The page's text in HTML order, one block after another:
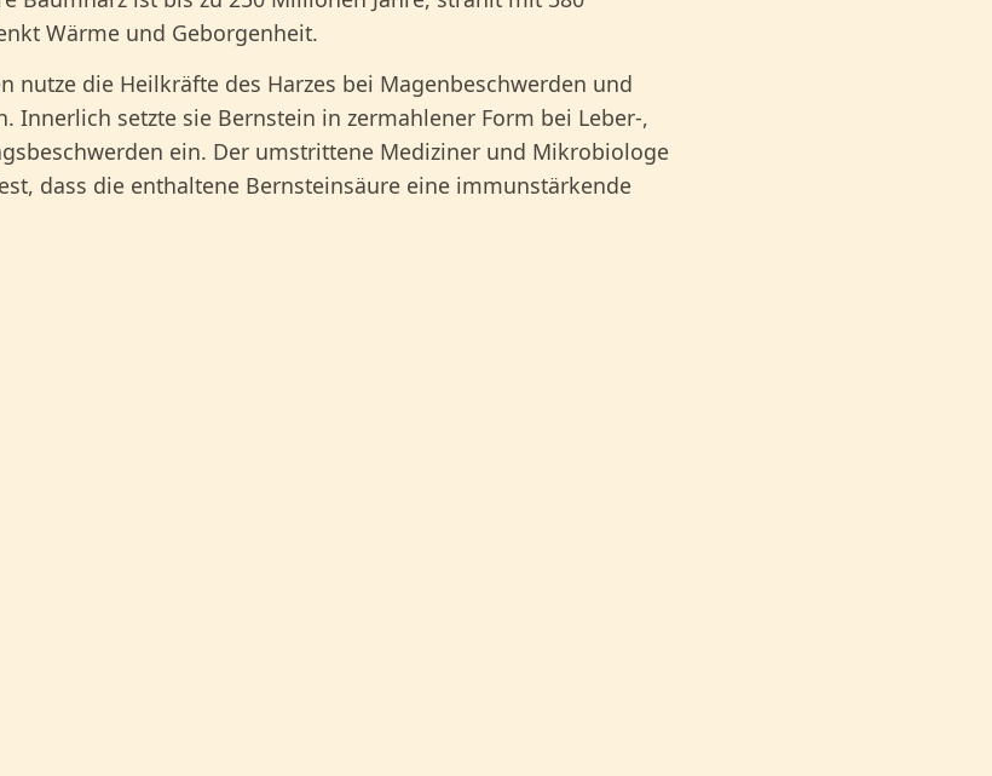
Wärme und Geborgenheit.
nutze die Heilkräfte des Harzes bei Magenbeschwerden und
Innerlich setzte sie Bernstein in zermahlener Form bei Leber-,
ein. Der umstrittene Mediziner und Mikrobiologe
dass die enthaltene Bernsteinsäure eine immunstärkende